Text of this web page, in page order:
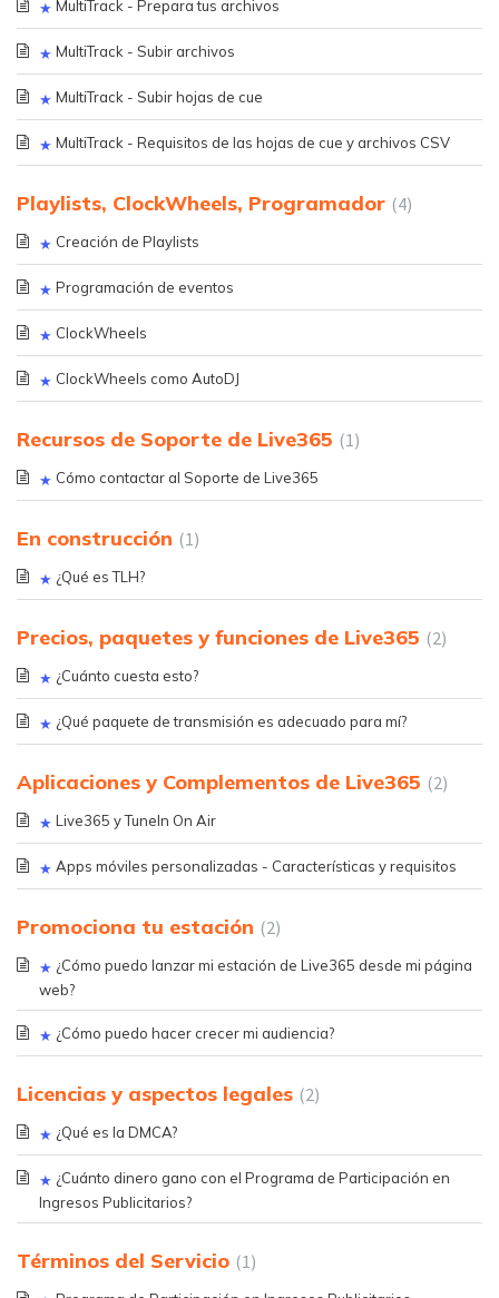
MultiTrack - Prepara tus archivos
MultiTrack - Subir archivos
MultiTrack - Subir hojas de cue
MultiTrack - Requisitos de las hojas de cue y archivos CSV
Playlists, ClockWheels, Programador 4
Creación de Playlists
Programación de eventos
ClockWheels
ClockWheels como AutoDJ
Recursos de Soporte de Live365 1
Cómo contactar al Soporte de Live365
En construcción 1
¿Qué es TLH?
Precios, paquetes y funciones de Live365 2
¿Cuánto cuesta esto?
¿Qué paquete de transmisión es adecuado para mí?
Aplicaciones y Complementos de Live365 2
Live365 y TuneIn On Air
Apps móviles personalizadas - Características y requisitos
Promociona tu estación 2
¿Cómo puedo lanzar mi estación de Live365 desde mi página
web?
¿Cómo puedo hacer crecer mi audiencia?
Licencias y aspectos legales 2
¿Qué es la DMCA?
¿Cuánto dinero gano con el Programa de Participación en
Ingresos Publicitarios?
Términos del Servicio 1